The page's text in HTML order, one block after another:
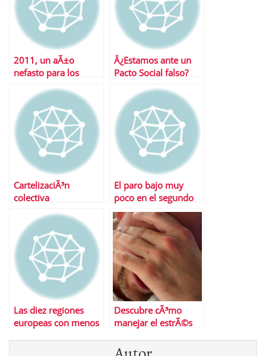
2011, un aÃ±o
nefasto para los
Â¿Estamos ante un
Pacto Social falso?
CartelizaciÃ³n
colectiva
El paro bajo muy
poco en el segundo
trimestre del aÃ±o
Las diez regiones
europeas con menos
Descubre cÃ³mo
manejar el estrÃ©s